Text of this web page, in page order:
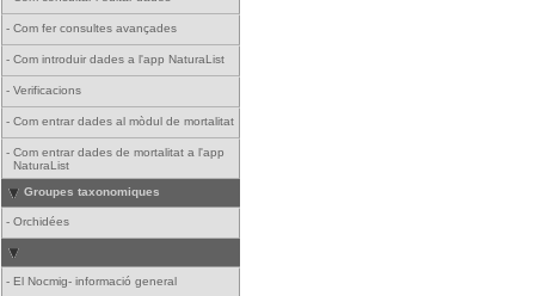
- Com fer consultes avançades
- Com introduir dades a l'app NaturaList
- Verificacions
- Com entrar dades al mòdul de mortalitat
- Com entrar dades de mortalitat a l'app
NaturaList
Groupes taxonomiques
- Orchidées
- El Nocmig- informació general